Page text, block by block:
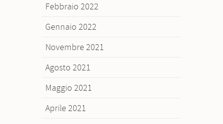
Febbraio 2022
Gennaio 2022
Novembre 2021
Agosto 2021
Maggio 2021
Aprile 2021